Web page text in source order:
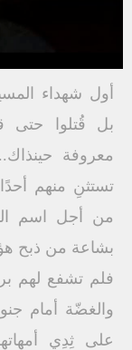
أول شهداء
بل قُتلوا حتى
معروفة
تستثنِ منهم
من أجل اسم
بشاعة من ذبح
فلم تشفع لهم
والغضّة أمام
على ثِدِي